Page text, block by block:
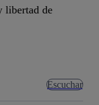
libertad de
Escuchar